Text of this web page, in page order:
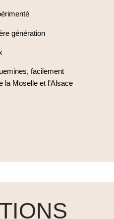
génération
facilement
la Moselle et l’Alsace